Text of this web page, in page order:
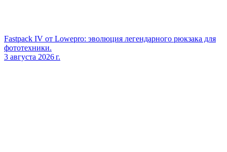
Fastpack IV от Lowepro: эволюция легендарного рюкзака для
фототехники.
3 августа 2026 г.